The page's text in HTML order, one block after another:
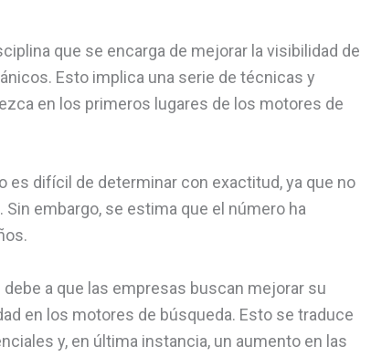
que se encarga de mejorar la visibilidad de
Esto implica una serie de técnicas y
en los primeros lugares de los motores de
es difícil de determinar con exactitud, ya que no
embargo, se estima que el número ha
a que las empresas buscan mejorar su
en los motores de búsqueda. Esto se traduce
y, en última instancia, un aumento en las